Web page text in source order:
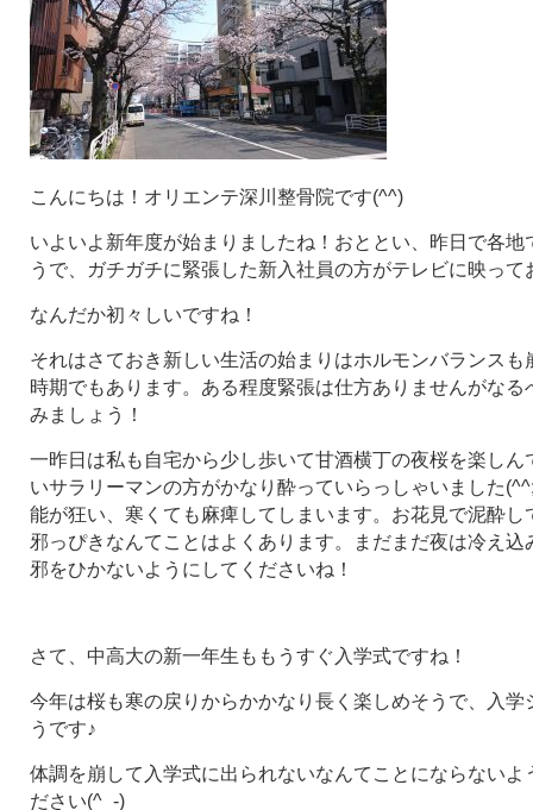
こんにちは！オリエンテ深川整骨院です(^^)
いよいよ新年度が始まりましたね！おととい、昨日で各地
うで、ガチガチに緊張した新入社員の方がテレビに映って
なんだか初々しいですね！
それはさておき新しい生活の始まりはホルモンバランスも
時期でもあります。ある程度緊張は仕方ありませんがなる
みましょう！
一昨日は私も自宅から少し歩いて甘酒横丁の夜桜を楽しん
いサラリーマンの方がかなり酔っていらっしゃいました
能が狂い、寒くても麻痺してしまいます。お花見で泥酔し
邪っぴきなんてことはよくあります。まだまだ夜は冷え込
邪をひかないようにしてくださいね！
さて、中高大の新一年生ももうすぐ入学式ですね！
今年は桜も寒の戻りからかかなり長く楽しめそうで、入学
うです♪
体調を崩して入学式に出られないなんてことにならないよ
ださい(^_-)